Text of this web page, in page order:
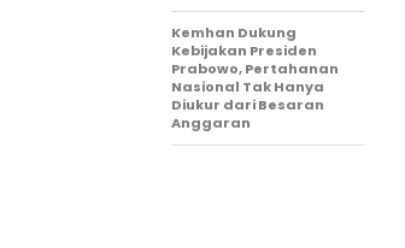
Kemhan Dukung
Kebijakan Presiden
Prabowo, Pertahanan
Nasional Tak Hanya
Diukur dari Besaran
Anggaran